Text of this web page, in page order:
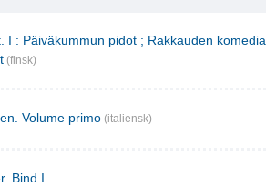
I : Päiväkummun pidot ; Rakkauden komedia
(finsk)
Volume primo (italiensk)
Bind I